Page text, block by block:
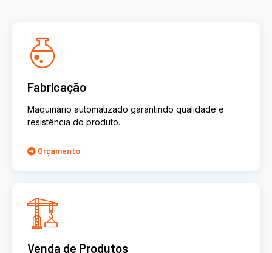
Fabricação
Maquinário automatizado garantindo qualidade e
resistência do produto.
Orçamento
Venda de Produtos